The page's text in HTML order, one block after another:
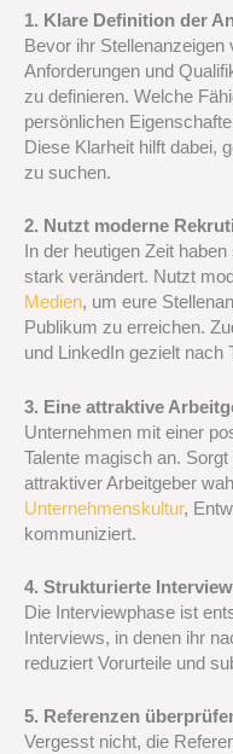
1. Klare Definition der
Bevor ihr
Anforderungen und
zu definieren. Welche
persönlichen
Diese Klarheit hilft dabei,
zu suchen.
2. Nutzt moderne
In der heutigen Zeit
stark verändert. Nutzt
Medien, um eure
Publikum zu erreichen.
und LinkedIn gezielt nach
3. Eine attraktive
Unternehmen mit einer
Talente magisch an.
attraktiver Arbeitgeber
Unternehmenskultur,
kommuniziert.
4. Strukturierte
Die Interviewphase ist
Interviews, in denen ihr
reduziert Vorurteile und
5. Referenzen
Vergesst nicht, die